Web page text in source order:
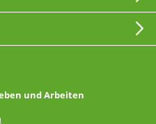
und Arbeiten